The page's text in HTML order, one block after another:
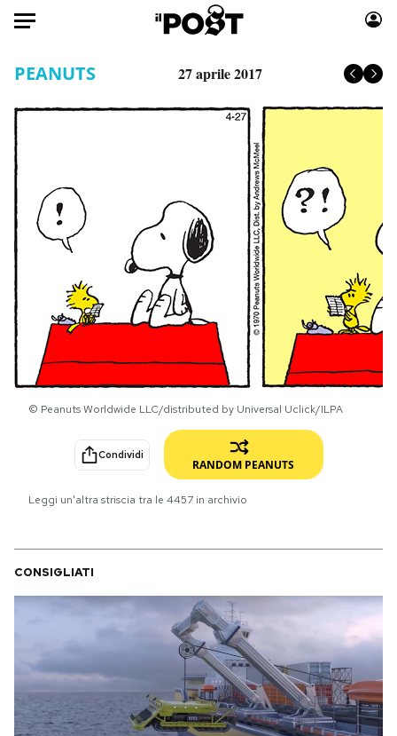
HOME
Politica
Tecnologia
Internet
Cultura
Economia
Moda
Libri
Consumismi
Storie/Idee
Ok Boomer!
Media
Europa
Altrecose
Mondiali calcio 2026
NEWSLETTER
I MIEI PREFERITI
CALENDARIO
AREA PERSONALE
PEANUTS 27 aprile 2017
© Peanuts Worldwide LLC/distributed by Universal Uclick/ILPA
Condividi
RANDOM PEANUTS
Leggi un'altra striscia tra le 4457 in archivio
CONSIGLIATI